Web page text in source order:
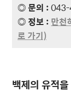
◎ 문의 :
◎ 정보 : 만천
로 가기)
백제의 유적